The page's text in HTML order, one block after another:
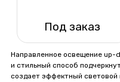
Под заказ
Нет в наличии
Направленное освещение
и стильный способ
создает эффектный световой